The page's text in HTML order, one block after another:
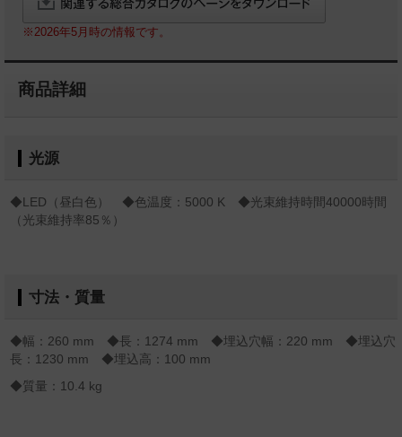
※2026年5月時の情報です。
商品詳細
光源
◆LED（昼白色） ◆色温度：5000 K ◆光束維持時間40000時間
（光束維持率85％）
寸法・質量
◆幅：260 mm ◆長：1274 mm ◆埋込穴幅：220 mm ◆埋込穴
長：1230 mm ◆埋込高：100 mm
◆質量：10.4 kg